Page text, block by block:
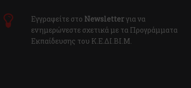
Εγγραφείτε στο Newsletterγια να
ενημερώνεστε σχετικά με τα Προγράμματα
Εκπαίδευσης του Κ.E.ΔI.ΒI.Μ.